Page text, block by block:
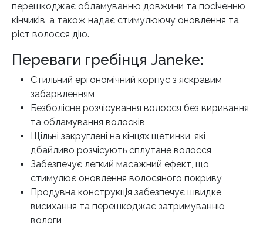
перешкоджає обламуванню довжини та посіченню
кінчиків, а також надає стимулюючу оновлення та
ріст волосся дію.
Переваги гребінця Janeke:
Стильний ергономічний корпус з яскравим
забарвленням
Безболісне розчісування волосся без виривання
та обламування волосків
Щільні закруглені на кінцях щетинки, які
дбайливо розчісують сплутане волосся
Забезпечує легкий масажний ефект, що
стимулює оновлення волосяного покриву
Продувна конструкція забезпечує швидке
висихання та перешкоджає затримуванню
вологи